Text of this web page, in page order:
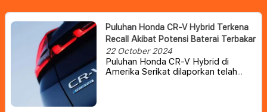
Puluhan Honda CR-V Hybrid Terkena
Recall Akibat Potensi Baterai Terbakar
22 October 2024
Puluhan Honda CR-V Hybrid di
Amerika Serikat dilaporkan telah